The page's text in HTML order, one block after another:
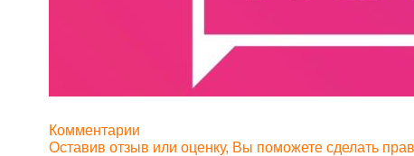
Комментарии
Оставив отзыв или оценку, Вы поможете сделать